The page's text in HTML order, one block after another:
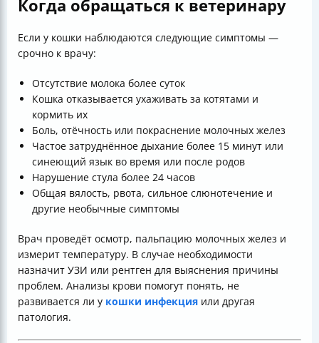
Когда обращаться к ветеринару
Если у кошки наблюдаются следующие симптомы —
срочно к врачу:
Отсутствие молока более суток
Кошка отказывается ухаживать за котятами и
кормить их
Боль, отёчность или покраснение молочных желез
Частое затруднённое дыхание более 15 минут или
синеющий язык во время или после родов
Нарушение стула более 24 часов
Общая вялость, рвота, сильное слюнотечение и
другие необычные симптомы
Врач проведёт осмотр, пальпацию молочных желез и
измерит температуру. В случае необходимости
назначит УЗИ или рентген для выяснения причины
проблем. Анализы крови помогут понять, не
развивается ли у кошки инфекция или другая
патология.